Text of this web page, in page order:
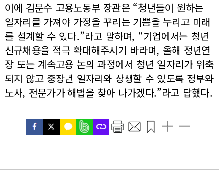
이에 김문수 고용노동부 장관은 “청년들이 원하는
일자리를 가져야 가정을 꾸리는 기쁨을 누리고 미래
를 설계할 수 있다.”라고 말하며, “기업에서는 청년
신규채용을 적극 확대해주시기 바라며, 올해 정년연
장 또는 계속고용 논의 과정에서 청년 일자리가 위축
되지 않고 중장년 일자리와 상생할 수 있도록 정부와
노사, 전문가가 해법을 찾아 나가겠다.”라고 답했다.